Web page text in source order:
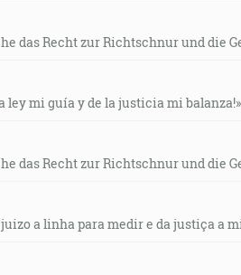
das Recht zur Richtschnur und die
ley mi guía y de la justicia mi balanza!»
das Recht zur Richtschnur und die
juizo a linha para medir e da justiça a